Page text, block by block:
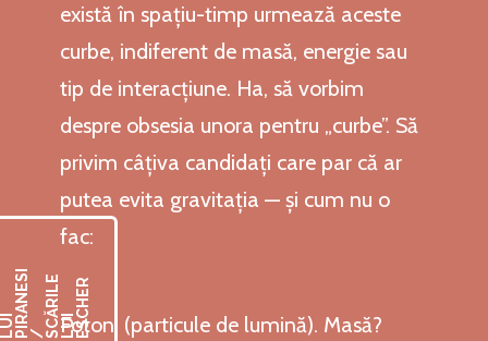
există în spațiu-timp urmează aceste
curbe, indiferent de masă, energie sau
tip de interacțiune. Ha, să vorbim
despre obsesia unora pentru „curbe”. Să
privim câțiva candidați care par că ar
putea evita gravitația — și cum nu o
fac:
Fotoni (particule de lumină). Masă?
S
L
S
L
P
I / S
L
E R